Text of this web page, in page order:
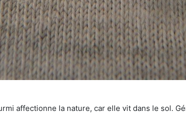
affectionne la nature, car elle vit dans le sol.